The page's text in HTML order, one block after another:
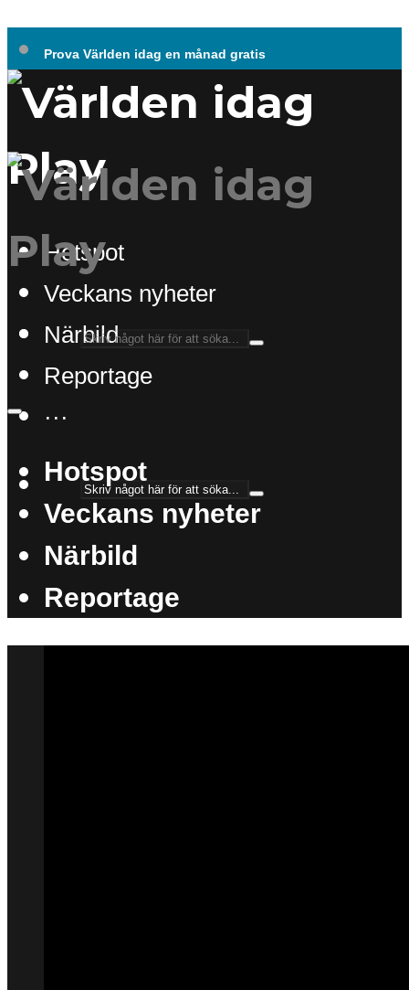
Prova Världen idag en månad gratis
Hotspot
Veckans nyheter
Närbild
Reportage
···
Hotspot
Veckans nyheter
Närbild
Reportage